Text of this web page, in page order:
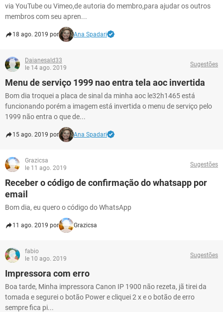
via YouTube ou Vimeo,de autoria do membro,para ajudar os outros
membros com seu apren...
18 ago. 2019 por Ana Spadari
Daianesald33
le 14 ago. 2019
Sugestões
Menu de serviço 1999 nao entra tela aoc invertida
Bom dia troquei a placa de sinal da minha aoc le32h1465 está
funcionando porém a imagem está invertida o menu de serviço pelo
1999 não entra o que de...
15 ago. 2019 por Ana Spadari
Grazicsa
le 11 ago. 2019
Sugestões
Receber o código de confirmação do whatsapp por
email
Bom dia, eu quero o código do WhatsApp
11 ago. 2019 por Grazicsa
fabio
le 10 ago. 2019
Sugestões
Impressora com erro
Boa tarde, Minha impressora Canon IP 1900 não rezeta, jã tirei da
tomada e segurei o botão Power e cliquei 2 x e o botão de erro
sempre fica pi...